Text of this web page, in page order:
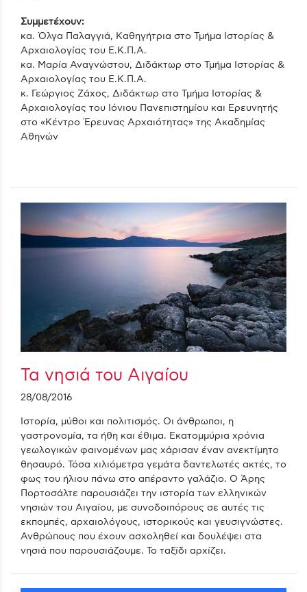
Συμμετέχουν:
κα. Όλγα Παλαγγιά, Καθηγήτρια στο Τμήμα Ιστορίας &
Αρχαιολογίας του Ε.Κ.Π.Α.
κα. Μαρία Αναγνώστου, Διδάκτωρ στο Τμήμα Ιστορίας &
Αρχαιολογίας του Ε.Κ.Π.Α.
κ. Γεώργιος Ζάχος, Διδάκτωρ στο Τμήμα Ιστορίας &
Αρχαιολογίας του Ιόνιου Πανεπιστημίου και Ερευνητής
στο «Κέντρο Έρευνας Αρχαιότητας» της Ακαδημίας
Αθηνών
Τα νησιά του Αιγαίου
28/08/2016
Ιστορία, μύθοι και πολιτισμός. Οι άνθρωποι, η
γαστρονομία, τα ήθη και έθιμα. Εκατομμύρια χρόνια
γεωλογικών φαινομένων μας χάρισαν έναν ανεκτίμητο
θησαυρό. Τόσα χιλιόμετρα γεμάτα δαντελωτές ακτές, το
φως του ήλιου πάνω στο απέραντο γαλάζιο. Ο Άρης
Πορτοσάλτε παρουσιάζει την ιστορία των ελληνικών
νησιών του Αιγαίου, με συνοδοιπόρους σε αυτές τις
εκπομπές, αρχαιολόγους, ιστορικούς και γευσιγνώστες.
Ανθρώπους που έχουν ασχοληθεί και δουλέψει στα
νησιά που παρουσιάζουμε. Το ταξίδι αρχίζει.